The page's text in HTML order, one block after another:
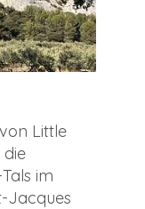
Little
die
im
Jacques